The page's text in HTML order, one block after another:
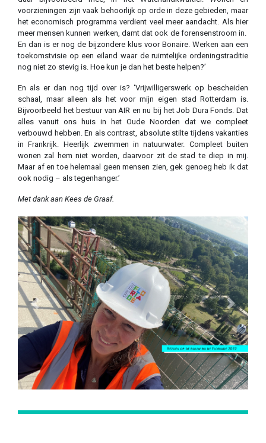
voorzieningen zijn vaak behoorlijk op orde in deze gebieden, maar
het economisch programma verdient veel meer aandacht. Als hier
meer mensen kunnen werken, damt dat ook de forensenstroom in.
En dan is er nog de bijzondere klus voor Bonaire. Werken aan een
toekomstvisie op een eiland waar de ruimtelijke ordeningstraditie
nog niet zo stevig is. Hoe kun je dan het beste helpen?’
En als er dan nog tijd over is? ‘Vrijwilligerswerk op bescheiden
schaal, maar alleen als het voor mijn eigen stad Rotterdam is.
Bijvoorbeeld het bestuur van AIR en nu bij het Job Dura Fonds. Dat
alles vanuit ons huis in het Oude Noorden dat we compleet
verbouwd hebben. En als contrast, absolute stilte tijdens vakanties
in Frankrijk. Heerlijk zwemmen in natuurwater. Compleet buiten
wonen zal hem niet worden, daarvoor zit de stad te diep in mij.
Maar af en toe helemaal geen mensen zien, gek genoeg heb ik dat
ook nodig – als tegenhanger.’
Met dank aan Kees de Graaf.
Previous Next